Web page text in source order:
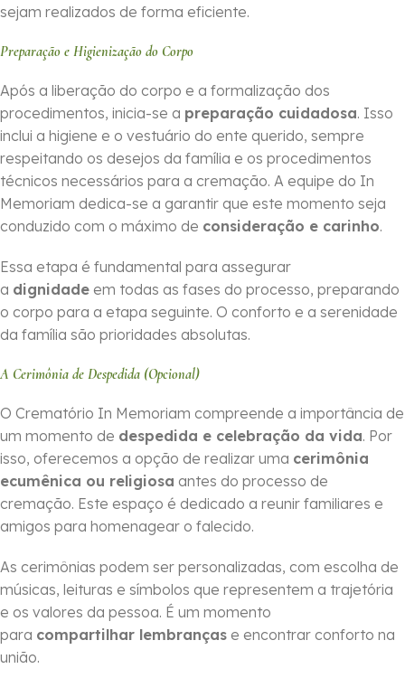
sejam realizados de forma eficiente.
Preparação e Higienização do Corpo
Após a liberação do corpo e a formalização dos
procedimentos, inicia-se a preparação cuidadosa. Isso
inclui a higiene e o vestuário do ente querido, sempre
respeitando os desejos da família e os procedimentos
técnicos necessários para a cremação. A equipe do In
Memoriam dedica-se a garantir que este momento seja
conduzido com o máximo de consideração e carinho.
Essa etapa é fundamental para assegurar
a dignidade em todas as fases do processo, preparando
o corpo para a etapa seguinte. O conforto e a serenidade
da família são prioridades absolutas.
A Cerimônia de Despedida (Opcional)
O Crematório In Memoriam compreende a importância de
um momento de despedida e celebração da vida. Por
isso, oferecemos a opção de realizar uma cerimônia
ecumênica ou religiosa antes do processo de
cremação. Este espaço é dedicado a reunir familiares e
amigos para homenagear o falecido.
As cerimônias podem ser personalizadas, com escolha de
músicas, leituras e símbolos que representem a trajetória
e os valores da pessoa. É um momento
para compartilhar lembranças e encontrar conforto na
união.